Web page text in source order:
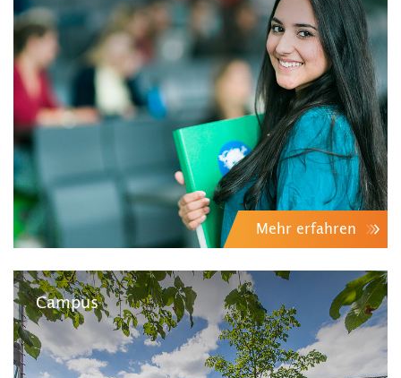
Mehr erfahren
Campus